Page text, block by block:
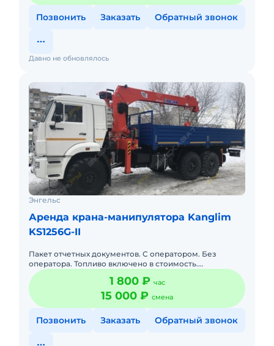
Позвонить Заказать Обратный звонок
Давно не обновлялось
Энгельс
Аренда крана-манипулятора Kanglim
KS1256G-II
Пакет отчетных документов. С оператором. Без
оператора. Топливо включено в стоимость.
Долгосрочная аренда. Краткосрочная аренда. Сейчас
свободна. Техника с мало1 800 ₽ час
15 000 ₽ смена
Позвонить Заказать Обратный звонок